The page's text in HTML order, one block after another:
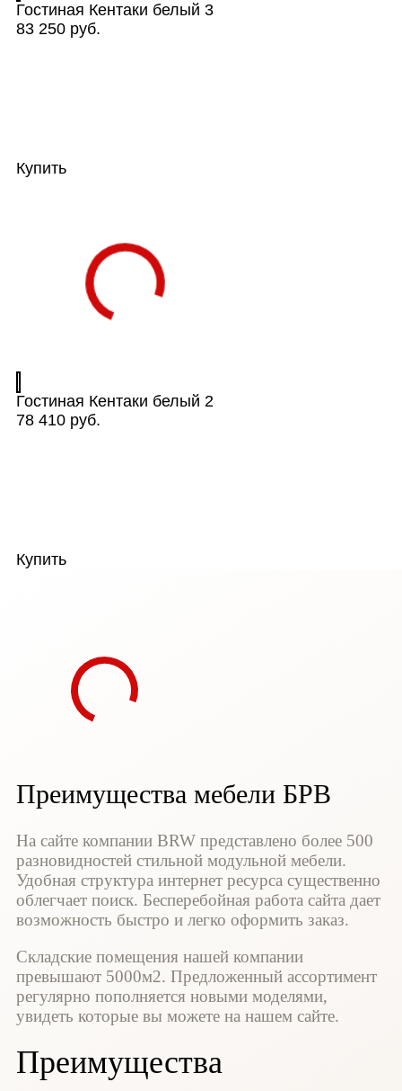
Гостиная Кентаки белый 3
83 250 руб.
Купить
Гостиная Кентаки белый 2
78 410 руб.
Купить
Преимущества мебели БРВ
На сайте компании BRW представлено более 500
разновидностей стильной модульной мебели.
Удобная структура интернет ресурса существенно
облегчает поиск. Бесперебойная работа сайта дает
возможность быстро и легко оформить заказ.
Складские помещения нашей компании
превышают 5000м2. Предложенный ассортимент
регулярно пополняется новыми моделями,
увидеть которые вы можете на нашем сайте.
Преимущества